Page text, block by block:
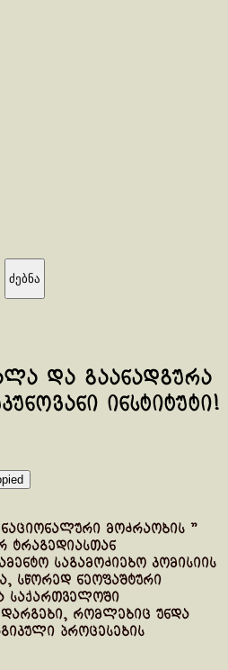
და გაანადგურა
ინსტიტუტი!
მოძრაობის ”
ტრაგედიასთან
საგამოძიებო კომისიის
სწორედ ნეოფაშტური
საქართველოში
რომლებიც უნდა
პროცესების